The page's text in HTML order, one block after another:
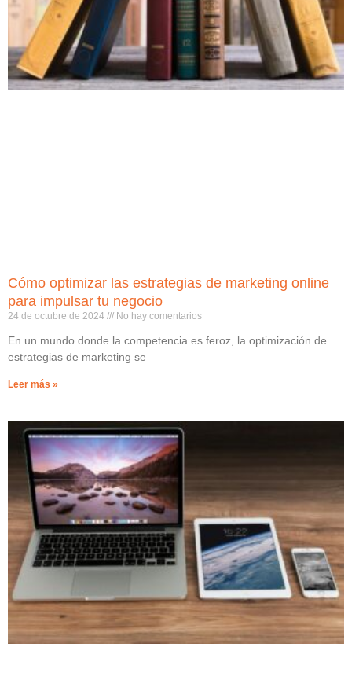
Cómo optimizar las estrategias de marketing online
para impulsar tu negocio
24 de octubre de 2024 No hay comentarios
En un mundo donde la competencia es feroz, la optimización de
estrategias de marketing se
Leer más »